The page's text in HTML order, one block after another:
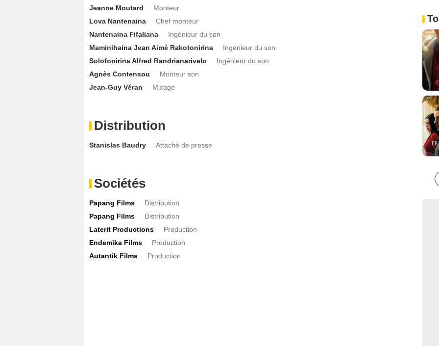
Jeanne Moutard
Monteur
Lova Nantenaina
Chef monteur
Nantenaina Fifaliana
Ingénieur du son
Maminihaina Jean Aimé Rakotonirina
Ingénieur du son
Solofonirina Alfred Randrianarivelo
Ingénieur du son
Agnès Contensou
Monteur son
Jean-Guy Véran
Mixage
Distribution
Stanislas Baudry Attaché de presse
Sociétés
Papang Films
Distribution
Papang Films
Distribution
Laterit Productions
Production
Endemika Films
Production
Autantik Films
Production